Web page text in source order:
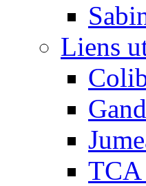
Liens
TCA